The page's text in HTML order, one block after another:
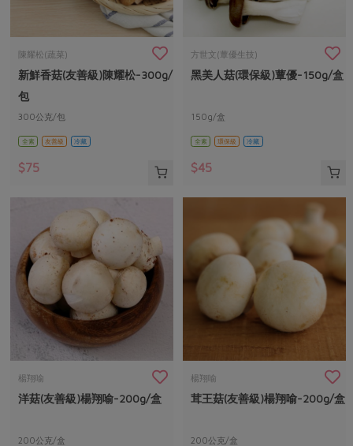
陳耀松(蔬菜)
新鮮香菇(友善級)陳耀松-300g/
包
300公克/包
全素 友善級 冷藏
$75
方世文(蕈優生技)
黑美人菇(環保級)蕈優-150g/盒
150g/盒
全素 環保級 冷藏
$45
楊翔喻
洋菇(友善級)楊翔喻-200g/盒
200公克/盒
楊翔喻
茸王菇(友善級)楊翔喻-200g/盒
200公克/盒